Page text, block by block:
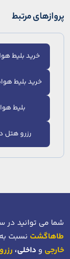
پروازهای مرتبط
خرید بلیط
بلیط
رزرو هتل
شما می توانید در
طاهاگشت نسبت به
خارجی و داخلی،